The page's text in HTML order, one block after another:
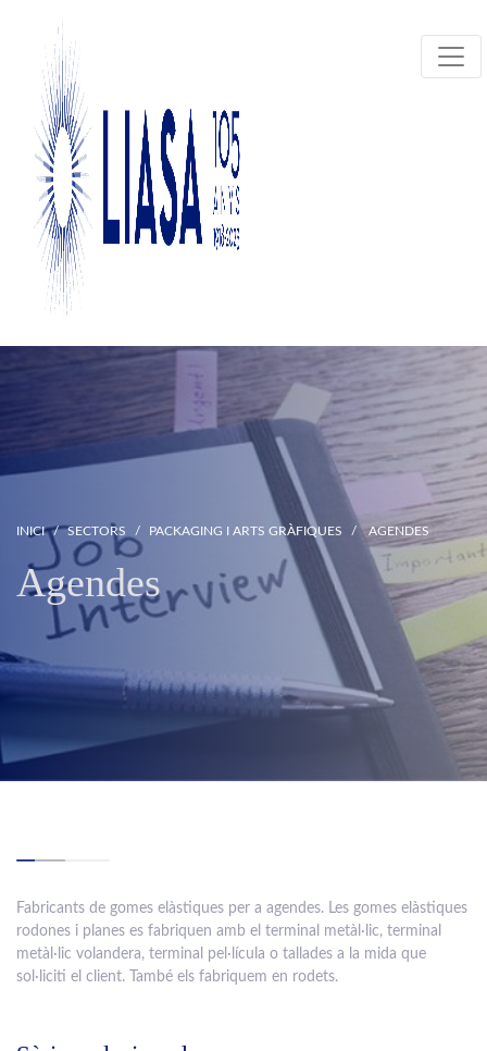
INICI SECTORS PACKAGING I ARTS GRÀFIQUES AGENDES
Agendes
Fabricants de gomes elàstiques per a agendes. Les gomes elàstiques
rodones i planes es fabriquen amb el terminal metàl·lic, terminal
metàl·lic volandera, terminal pel·lícula o tallades a la mida que
sol·liciti el client. També els fabriquem en rodets.